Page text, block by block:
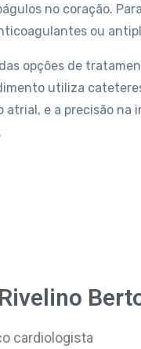
no coração.
ou
opções de
utiliza
atrial, e a precisão
cardiologista